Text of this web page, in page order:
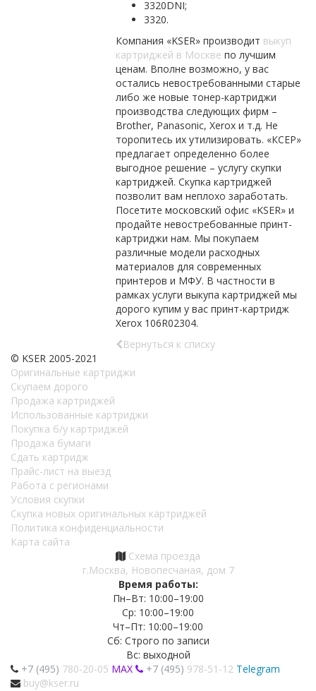
3320DNI;
3320.
Компания «KSER» производит выкуп
картриджей в Москве по лучшим
ценам. Вполне возможно, у вас
остались невостребованными старые
либо же новые тонер-картриджи
производства следующих фирм –
Brother, Panasonic, Xerox и т.д. Не
торопитесь их утилизировать. «КСЕР»
предлагает определенно более
выгодное решение – услугу скупки
картриджей. Скупка картриджей
позволит вам неплохо заработать.
Посетите московский офис «KSER» и
продайте невостребованные принт-
картриджи нам. Мы покупаем
различные модели расходных
материалов для современных
принтеров и МФУ. В частности в
рамках услуги выкупа картриджей мы
дорого купим у вас принт-картридж
Xerox 106R02304.
Вернуться к списку
© KSER 2005-2021
Оригинальные картриджи
Скупаем дорого
Продажа картриджей
Использованные картриджи
Покупка б/у картриджей
Продажа бумаги
Сдать картридж
Прайс-лист на выезд
Работа с регионами
Условия скупки
Скупка новых оригинальных картриджей
Политика конфиденциальности
Карта сайта
Схема проезда
г.Москва, Новопесчаная, дом 7
Время работы:
Пн–Вт: 10:00–19:00
Ср: 10:00–19:00
Чт–Пт: 10:00–19:00
Сб: Строго по записи
Вс: выходной
+7 (495) 780-20-05 MAX +7 (495) 978-51-12 Telegram
buy@kser.ru